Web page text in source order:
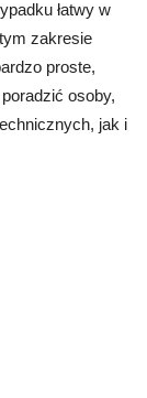
łatwy w
zakresie
proste,
osoby,
jak i